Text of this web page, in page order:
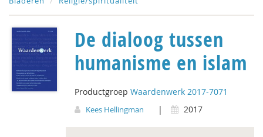
De dialoog tussen
humanisme en islam
Productgroep Waardenwerk 2017-7071
Kees Hellingman | 2017